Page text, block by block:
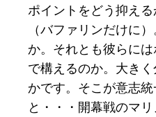
ポイントをどう抑え
（バファリンだけに
か。それとも彼らに
で構えるのか。大き
かです。そこが意志
と・・・開幕戦のマ